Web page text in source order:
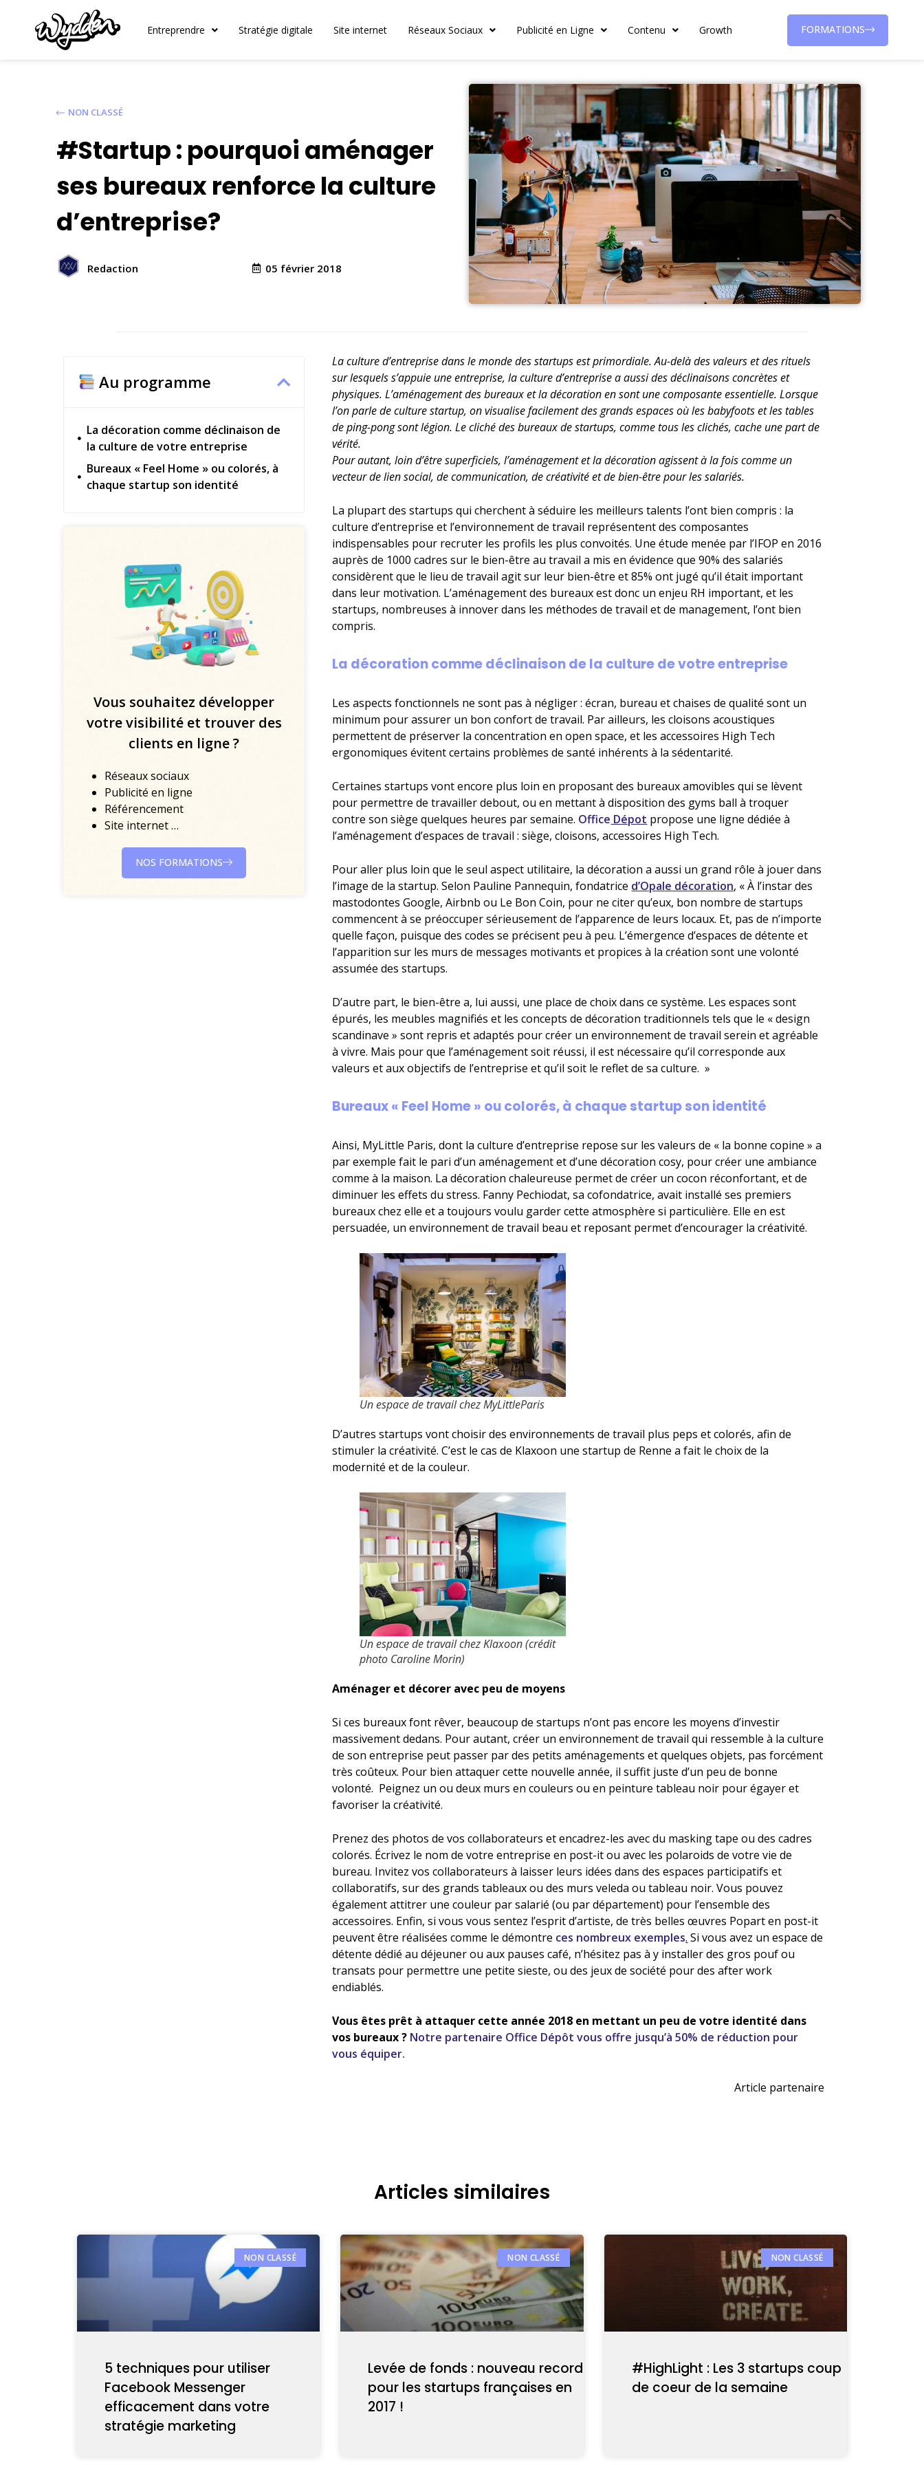
Entreprendre Stratégie digitale Site internet Réseaux Sociaux Publicité en Ligne Contenu Growth FORMATIONS
NON CLASSÉ
#Startup : pourquoi aménager
ses bureaux renforce la culture
d’entreprise?
Redaction 05 février 2018
Au programme
La décoration comme déclinaison de
la culture de votre entreprise
Bureaux « Feel Home » ou colorés, à
chaque startup son identité
Vous souhaitez développer
votre visibilité et trouver des
clients en ligne ?
Réseaux sociaux
Publicité en ligne
Référencement
Site internet …
NOS FORMATIONS
La culture d’entreprise dans le monde des startups est primordiale. Au-delà des valeurs et des rituels
sur lesquels s’appuie une entreprise, la culture d’entreprise a aussi des déclinaisons concrètes et
physiques. L’aménagement des bureaux et la décoration en sont une composante essentielle. Lorsque
l’on parle de culture startup, on visualise facilement des grands espaces où les babyfoots et les tables
de ping-pong sont légion. Le cliché des bureaux de startups, comme tous les clichés, cache une part de
vérité.
Pour autant, loin d’être superficiels, l’aménagement et la décoration agissent à la fois comme un
vecteur de lien social, de communication, de créativité et de bien-être pour les salariés.
La plupart des startups qui cherchent à séduire les meilleurs talents l’ont bien compris : la
culture d’entreprise et l’environnement de travail représentent des composantes
indispensables pour recruter les profils les plus convoités. Une étude menée par l’IFOP en 2016
auprès de 1000 cadres sur le bien-être au travail a mis en évidence que 90% des salariés
considèrent que le lieu de travail agit sur leur bien-être et 85% ont jugé qu’il était important
dans leur motivation. L’aménagement des bureaux est donc un enjeu RH important, et les
startups, nombreuses à innover dans les méthodes de travail et de management, l’ont bien
compris.
La décoration comme déclinaison de la culture de votre entreprise
Les aspects fonctionnels ne sont pas à négliger : écran, bureau et chaises de qualité sont un
minimum pour assurer un bon confort de travail. Par ailleurs, les cloisons acoustiques
permettent de préserver la concentration en open space, et les accessoires High Tech
ergonomiques évitent certains problèmes de santé inhérents à la sédentarité.
Certaines startups vont encore plus loin en proposant des bureaux amovibles qui se lèvent
pour permettre de travailler debout, ou en mettant à disposition des gyms ball à troquer
contre son siège quelques heures par semaine. Office Dépot propose une ligne dédiée à
l’aménagement d’espaces de travail : siège, cloisons, accessoires High Tech.
Pour aller plus loin que le seul aspect utilitaire, la décoration a aussi un grand rôle à jouer dans
l’image de la startup. Selon Pauline Pannequin, fondatrice d’Opale décoration, « À l’instar des
mastodontes Google, Airbnb ou Le Bon Coin, pour ne citer qu’eux, bon nombre de startups
commencent à se préoccuper sérieusement de l’apparence de leurs locaux. Et, pas de n’importe
quelle façon, puisque des codes se précisent peu à peu. L’émergence d’espaces de détente et
l’apparition sur les murs de messages motivants et propices à la création sont une volonté
assumée des startups.
D’autre part, le bien-être a, lui aussi, une place de choix dans ce système. Les espaces sont
épurés, les meubles magnifiés et les concepts de décoration traditionnels tels que le « design
scandinave » sont repris et adaptés pour créer un environnement de travail serein et agréable
à vivre. Mais pour que l’aménagement soit réussi, il est nécessaire qu’il corresponde aux
valeurs et aux objectifs de l’entreprise et qu’il soit le reflet de sa culture. »
Bureaux « Feel Home » ou colorés, à chaque startup son identité
Ainsi, MyLittle Paris, dont la culture d’entreprise repose sur les valeurs de « la bonne copine » a
par exemple fait le pari d’un aménagement et d’une décoration cosy, pour créer une ambiance
comme à la maison. La décoration chaleureuse permet de créer un cocon réconfortant, et de
diminuer les effets du stress. Fanny Pechiodat, sa cofondatrice, avait installé ses premiers
bureaux chez elle et a toujours voulu garder cette atmosphère si particulière. Elle en est
persuadée, un environnement de travail beau et reposant permet d’encourager la créativité.
Un espace de travail chez MyLittleParis
D’autres startups vont choisir des environnements de travail plus peps et colorés, afin de
stimuler la créativité. C’est le cas de Klaxoon une startup de Renne a fait le choix de la
modernité et de la couleur.
Un espace de travail chez Klaxoon (crédit
photo Caroline Morin)
Aménager et décorer avec peu de moyens
Si ces bureaux font rêver, beaucoup de startups n’ont pas encore les moyens d’investir
massivement dedans. Pour autant, créer un environnement de travail qui ressemble à la culture
de son entreprise peut passer par des petits aménagements et quelques objets, pas forcément
très coûteux. Pour bien attaquer cette nouvelle année, il suffit juste d’un peu de bonne
volonté. Peignez un ou deux murs en couleurs ou en peinture tableau noir pour égayer et
favoriser la créativité.
Prenez des photos de vos collaborateurs et encadrez-les avec du masking tape ou des cadres
colorés. Écrivez le nom de votre entreprise en post-it ou avec les polaroids de votre vie de
bureau. Invitez vos collaborateurs à laisser leurs idées dans des espaces participatifs et
collaboratifs, sur des grands tableaux ou des murs veleda ou tableau noir. Vous pouvez
également attitrer une couleur par salarié (ou par département) pour l’ensemble des
accessoires. Enfin, si vous vous sentez l’esprit d’artiste, de très belles œuvres Popart en post-it
peuvent être réalisées comme le démontre ces nombreux exemples. Si vous avez un espace de
détente dédié au déjeuner ou aux pauses café, n’hésitez pas à y installer des gros pouf ou
transats pour permettre une petite sieste, ou des jeux de société pour des after work
endiablés.
Vous êtes prêt à attaquer cette année 2018 en mettant un peu de votre identité dans
vos bureaux ? Notre partenaire Office Dépôt vous offre jusqu’à 50% de réduction pour
vous équiper.
Article partenaire
Articles similaires
NON CLASSÉ
5 techniques pour utiliser
Facebook Messenger
efficacement dans votre
stratégie marketing
NON CLASSÉ
Levée de fonds : nouveau record
pour les startups françaises en
2017 !
NON CLASSÉ
#HighLight : Les 3 startups coup
de coeur de la semaine